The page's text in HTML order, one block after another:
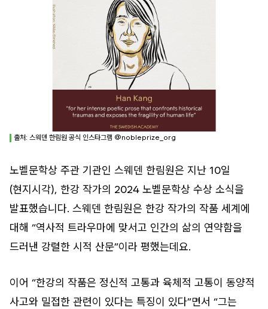
출처: 스웨덴 한림원 공식 인스타그램 @nobleprize_org
노벨문학상 주관 기관인 스웨덴 한림원은 지난 10일
(현지시각), 한강 작가의 2024 노벨문학상 수상 소식을
발표했습니다. 스웨덴 한림원은 한강 작가의 작품 세계에
대해 “역사적 트라우마에 맞서고 인간의 삶의 연약함을
드러낸 강렬한 시적 산문”이라 평했는데요.
이어 “한강의 작품은 정신적 고통과 육체적 고통이 동양적
사고와 밀접한 관련이 있다는 특징이 있다”면서 “그는